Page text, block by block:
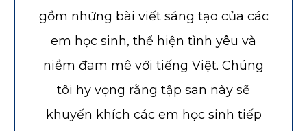
gồm những bài viết sáng tạo của các
em học sinh, thể hiện tình yêu và
niềm đam mê với tiếng Việt. Chúng
tôi hy vọng rằng tập san này sẽ
khuyến khích các em học sinh tiếp